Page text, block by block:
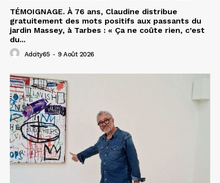
TÉMOIGNAGE. À 76 ans, Claudine distribue
gratuitement des mots positifs aux passants du
jardin Massey, à Tarbes : « Ça ne coûte rien, c’est
du...
Adcity65 - 9 Août 2026